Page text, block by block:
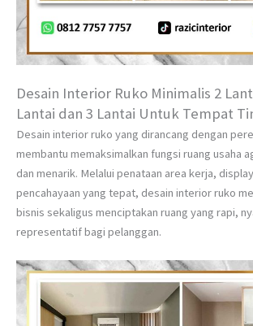
Desain Interior Ruko Minimalis 2
Lantai dan 3 Lantai Untuk Tempat
Desain interior ruko yang dirancang dengan
membantu memaksimalkan fungsi ruang usaha
dan menarik. Melalui penataan area kerja,
pencahayaan yang tepat, desain interior ruko
bisnis sekaligus menciptakan ruang yang rapi,
representatif bagi pelanggan.